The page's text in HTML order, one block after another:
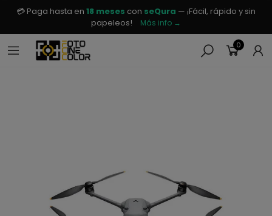
💳 Paga hasta en 18 meses con seQura — ¡Fácil, rápido y sin
papeleos!
Más info →
0